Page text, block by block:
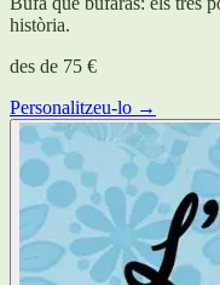
història.
des de 75 €
Personalitzeu-lo →